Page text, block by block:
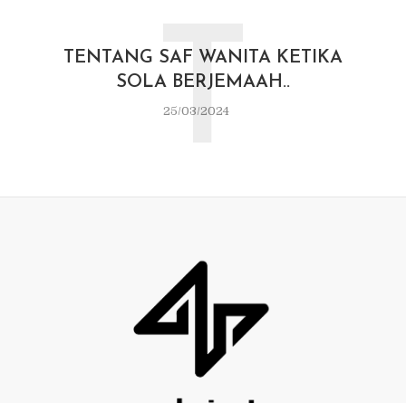
TENTANG SAF WANITA KETIKA
SOLA BERJEMAAH..
25/03/2024
T